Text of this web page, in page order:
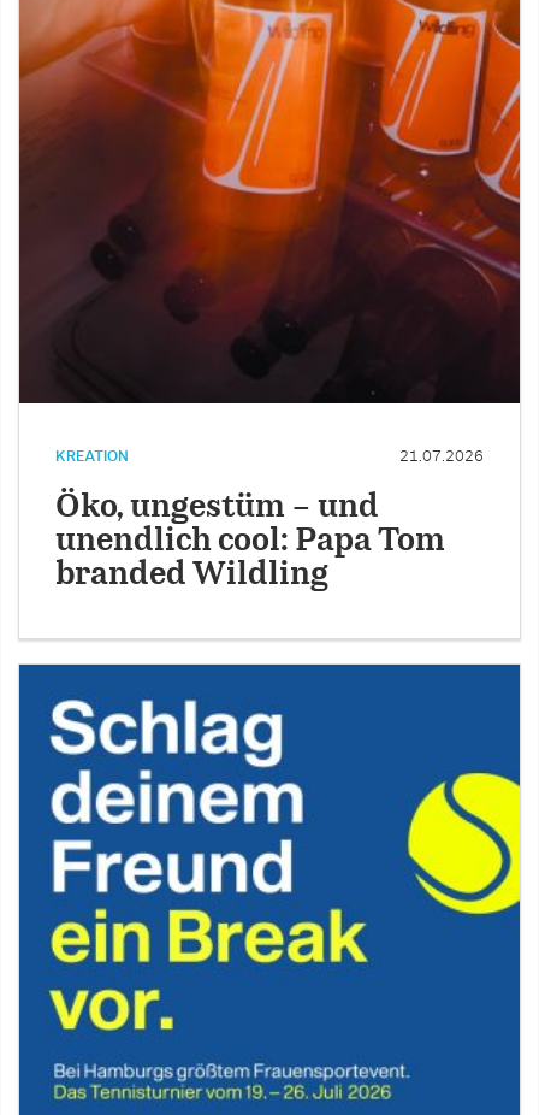
KREATION 21.07.2026
Öko, ungestüm – und
unendlich cool: Papa Tom
branded Wildling